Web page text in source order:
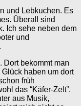
und Lebkuchen. Es
Überall sind
Ich sehe neben dem
und
Dort bekommt man
haben um dort
früh
das “Käfer-Zelt”.
aus Musik,